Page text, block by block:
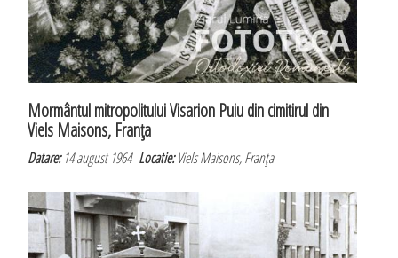
Mormântul mitropolitului Visarion Puiu din cimitirul din
Viels Maisons, Franţa
Datare:14 august 1964Locatie:Viels Maisons, Franţa